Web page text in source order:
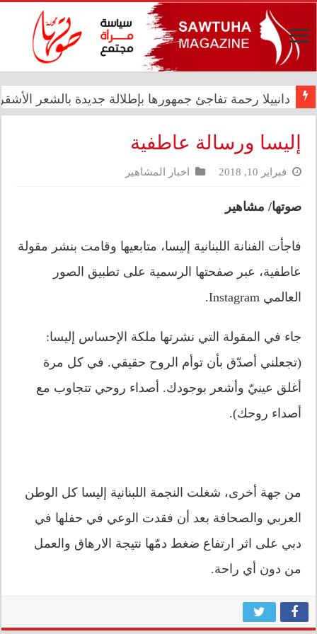
دانييلا رحمة تفاجئ جمهورها بإطلالة جديدة بالشعر الأشقر
رئيس الوزراء علي فالح الزيدي يترأس اجتماعاً مشتركاً في
إليسا ورسالة عاطفية
فبراير 10, 2018 اخبار المشاهير
صوتها/ مشاهير
فاجأت الفنانة اللبنانية إليسا، متابعيها وقامت بنشر مقولة
عاطفية، عبر صفحتها الرسمية على تطبيق الصور
العالمي Instagram.
جاء في المقولة التي نشرتها ملكة الإحساس إليسا:
(تجعلني أصدّق بأن توأم الروح حقيقي. في كل مرة
أغلق عينيّ وأشعر بوجودك. أصداء روحي تتجاوب مع
أصداء روحك).
من جهة أخرى، شغلت النجمة اللبنانية إليسا كل الوطن
العربي والصحافة بعد أن فقدت الوعي في حفلها في
دبي على اثر ارتفاع ضغط دمّها نتيجة الارهاق والعمل
من دون أي راحة.